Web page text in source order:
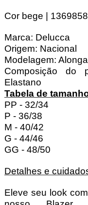
Cor bege |
Marca: Delucca
Origem: Nacional
Modelagem:
Composição do
Elastano
Tabela de
PP - 32/34
P - 36/38
M - 40/42
G - 44/46
GG - 48/50
Detalhes e
Eleve seu look